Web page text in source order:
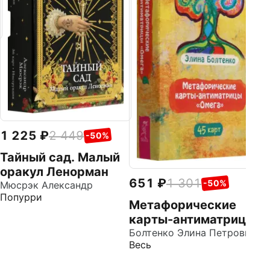
1 225 2 449 -50%
Тайный сад. Малый
оракул Ленорман
Мюсрэк Александр
Попурри
651 1 301 -50%
Метафорические
карты-антиматрицы
Омега, 45 карт
Болтенко Элина Петровна
Весь